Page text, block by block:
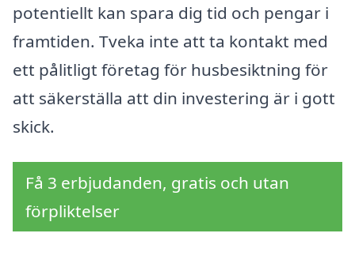
potentiellt kan spara dig tid och pengar i
framtiden. Tveka inte att ta kontakt med
ett pålitligt företag för husbesiktning för
att säkerställa att din investering är i gott
skick.
Få 3 erbjudanden, gratis och utan
förpliktelser